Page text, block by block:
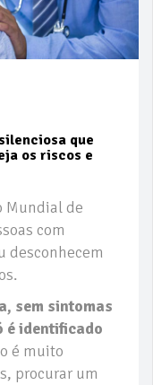
que
os riscos e
Mundial de
com
desconhecem
sem sintomas
é identificado
é muito
procurar um